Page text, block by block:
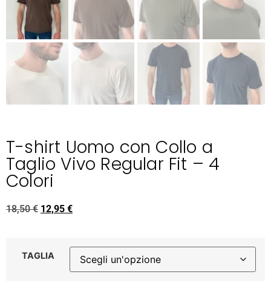
T-shirt Uomo con Collo a
Taglio Vivo Regular Fit – 4
Colori
18,50€ 12,95 €
TAGLIA